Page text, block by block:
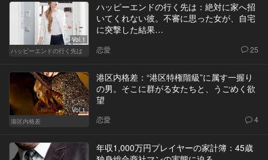
Vol.1
ハッピーエンドの行く先は
ハッピーエンドの行く先は：絶対に家へ招
いてくれない彼。不審に思った女が、自宅
に突撃した結果…
恋愛 25
Vol.1
港区内格差
港区内格差：“港区特権階級”に属す一握り
の男。そこに群がる女たちと、うごめく欲
望
恋愛 4
年収1,000万円プレイヤーの家計簿：45歳